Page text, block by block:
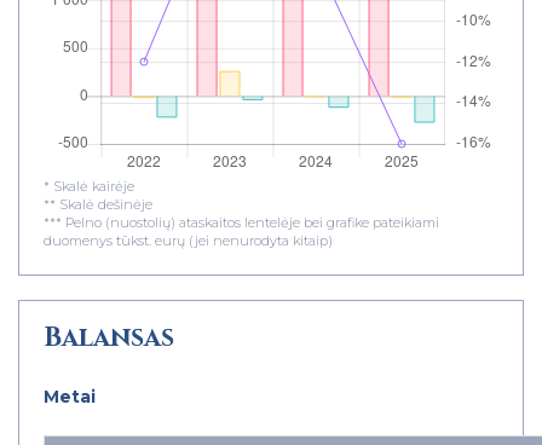
* Skalė kairėje
** Skalė dešinėje
*** Pelno (nuostolių) ataskaitos lentelėje bei grafike pateikiami
duomenys tūkst. eurų (jei nenurodyta kitaip)
Balansas
Metai